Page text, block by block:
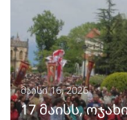
მაისი 16, 2026
17 მაისს,